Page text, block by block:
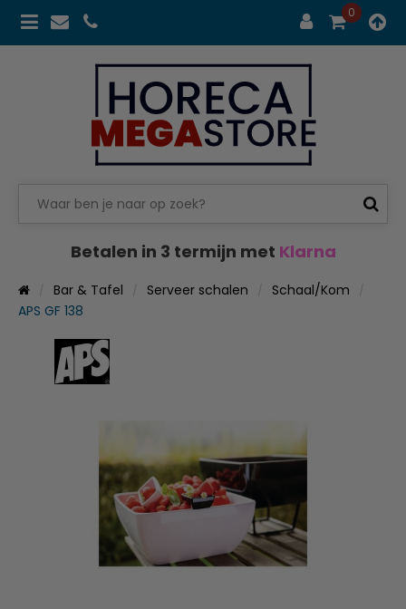
0
Betalen in 3 termijn met Klarna
Bar & Tafel Serveer schalen
Schaal/Kom
APS GF 138